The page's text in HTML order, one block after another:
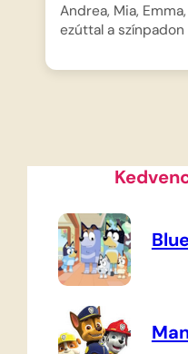
Andrea, Mia,
ezúttal a színpadon